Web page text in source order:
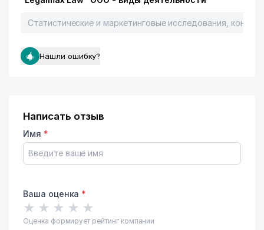
Статистические и маркетинговые исследования,
Нашли ошибку?
Написать отзыв
Имя *
Ваша оценка *
★ ★ ★ ★ ★
Оценка формирует рейтинг компании